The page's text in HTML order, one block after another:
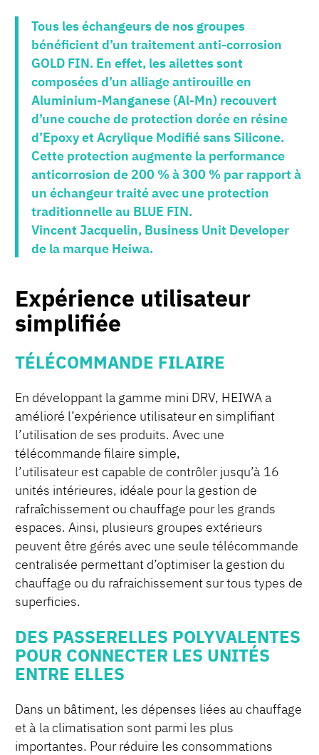
Tous les échangeurs de nos groupes
bénéficient d’un traitement anti-corrosion
GOLD FIN. En effet, les ailettes sont
composées d’un alliage antirouille en
Aluminium-Manganese (Al-Mn) recouvert
d’une couche de protection dorée en résine
d’Epoxy et Acrylique Modifié sans Silicone.
Cette protection augmente la performance
anticorrosion de 200 % à 300 % par rapport à
un échangeur traité avec une protection
traditionnelle au BLUE FIN.
Vincent Jacquelin, Business Unit Developer
de la marque Heiwa.
Expérience utilisateur
simplifiée
TÉLÉCOMMANDE FILAIRE
En développant la gamme mini DRV, HEIWA a
amélioré l’expérience utilisateur en simplifiant
l’utilisation de ses produits. Avec une
télécommande filaire simple,
l’utilisateur est capable de contrôler jusqu’à 16
unités intérieures, idéale pour la gestion de
rafraîchissement ou chauffage pour les grands
espaces. Ainsi, plusieurs groupes extérieurs
peuvent être gérés avec une seule télécommande
centralisée permettant d’optimiser la gestion du
chauffage ou du rafraichissement sur tous types de
superficies.
DES PASSERELLES POLYVALENTES
POUR CONNECTER LES UNITÉS
ENTRE ELLES
Dans un bâtiment, les dépenses liées au chauffage
et à la climatisation sont parmi les plus
importantes. Pour réduire les consommations